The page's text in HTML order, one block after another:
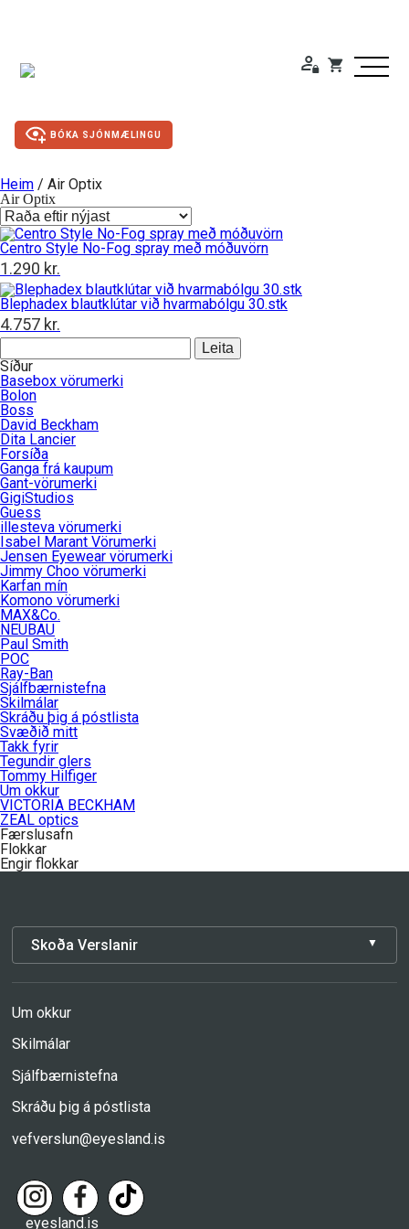
Duty Free
Gleraugu
Sólgleraugu
Útivistargleraugu
Skjá- lesgleraugu
Linsubúðin
Dagslinsur
Hálfsmánaðarlinsur
Mánaðarlinsur
Linsuvökvi
Augnheilsa
Augnmeðferðir
Augndropar/gervitár
Augnhvílur
Gleraugnaklútar og sprey
Linsuvökvi
Stækkunargler
Vítamín
BÓKA SJÓNMÆLINGU
Heim / Air Optix
Air Optix
Centro Style No-Fog spray með móðuvörn
1.290 kr.
Blephadex blautklútar við hvarmabólgu 30.stk
4.757 kr.
Leita
að:
Síður
Basebox vörumerki
Bolon
Boss
David Beckham
Dita Lancier
Forsíða
Ganga frá kaupum
Gant-vörumerki
GigiStudios
Guess
illesteva vörumerki
Isabel Marant Vörumerki
Jensen Eyewear vörumerki
Jimmy Choo vörumerki
Karfan mín
Komono vörumerki
MAX&Co.
NEUBAU
Paul Smith
POC
Ray-Ban
Sjálfbærnistefna
Skilmálar
Skráðu þig á póstlista
Svæðið mitt
Takk fyrir
Tegundir glers
Tommy Hilfiger
Um okkur
VICTORIA BECKHAM
ZEAL optics
Færslusafn
Flokkar
Engir flokkar
Skoða Verslanir
Um okkur
Skilmálar
Sjálfbærnistefna
Skráðu þig á póstlista
vefverslun@eyesland.is
eyesland.is